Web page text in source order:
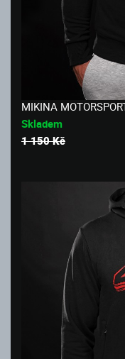
MIKINA
Skladem
1 150 Kč